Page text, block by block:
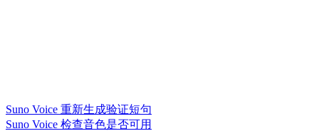
Suno Voice 重新生成验证短句
Suno Voice 检查音色是否可用